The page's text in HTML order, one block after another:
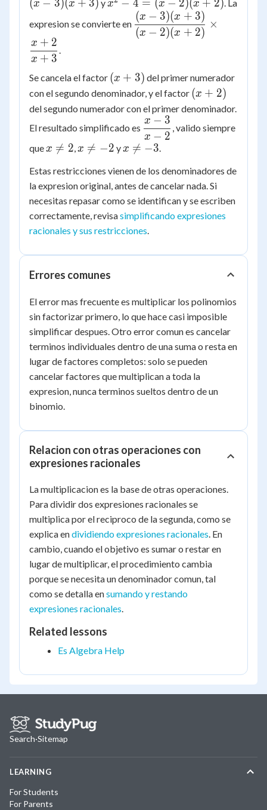
{x+3}
3)
(x+3)
(x − 3)(x + 3) y
4=(x-
2)
x − 4 = (x − 2)(x + 2). La
expresion se convierte en \dfrac{(x-3)
(x+3)}{(x-
\dfrac{x+2}
{x+3}
(x − 2)(x + 2)
(x − 3)(x + 3)
×
x + 3
x + 2
.
Se cancela el factor (x+3)
(x + 3) del primer numerador
con el segundo denominador, y el factor (x+2)
(x + 2)
del segundo numerador con el primer denominador.
El resultado simplificado es \dfrac{x-
3}{x-2}
x − 2
x − 3
, valido siempre
quex
2
x 
= 2,x
-2
x 
= −2 yx
-3
x 
= −3.
Estas restricciones vienen de los denominadores de
la expresion original, antes de cancelar nada. Si
necesitas repasar como se identifican y se escriben
correctamente, revisasimplificando expresiones
racionales y sus restricciones.
Errores comunes
El error mas frecuente es multiplicar los polinomios
sin factorizar primero, lo que hace casi imposible
simplificar despues. Otro error comun es cancelar
terminos individuales dentro de una suma o resta en
lugar de factores completos: solo se pueden
cancelar factores que multiplican a toda la
expresion, nunca terminos sueltos dentro de un
binomio.
Relacion con otras operaciones con
expresiones racionales
La multiplicacion es la base de otras operaciones.
Para dividir dos expresiones racionales se
multiplica por el reciproco de la segunda, como se
explica endividiendo expresiones racionales. En
cambio, cuando el objetivo es sumar o restar en
lugar de multiplicar, el procedimiento cambia
porque se necesita un denominador comun, tal
como se detalla ensumando y restando
expresiones racionales.
Related lessons
Es Algebra Help
Search·Sitemap
LEARNING
For Students
For Parents